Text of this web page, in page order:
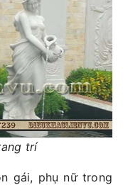
trí
gái, phụ nữ trong